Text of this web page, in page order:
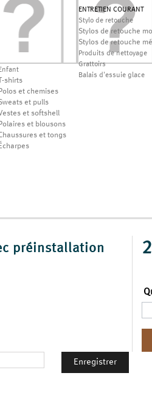
ENTRETIEN COURANT
Stylo de retouche
Stylos de retouche
Stylos de retouche
Produits de nettoyage
Grattoirs
Balais d'essuie glace
Enfant
T-shirts
et chemises
et pulls
et softshell
et blousons
et tongs
préinstallation
Enregistrer